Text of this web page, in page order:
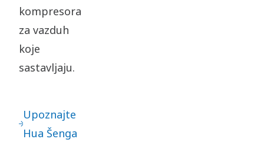
kompresora
za vazduh
koje
sastavljaju.
Upoznajte
Hua Šenga